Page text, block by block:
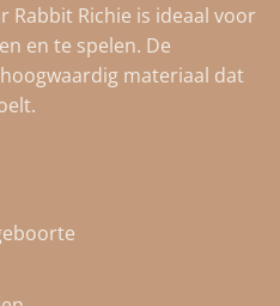
Rabbit Richie is ideaal voor
en te spelen. De
materiaal dat